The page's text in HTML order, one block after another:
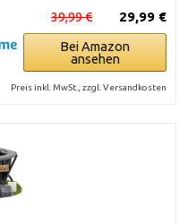
29,99 €
39,99 €
Bei Amazon
ansehen
Preis inkl. MwSt., zzgl. Versandkosten